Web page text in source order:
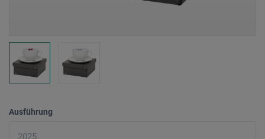
Ausführung